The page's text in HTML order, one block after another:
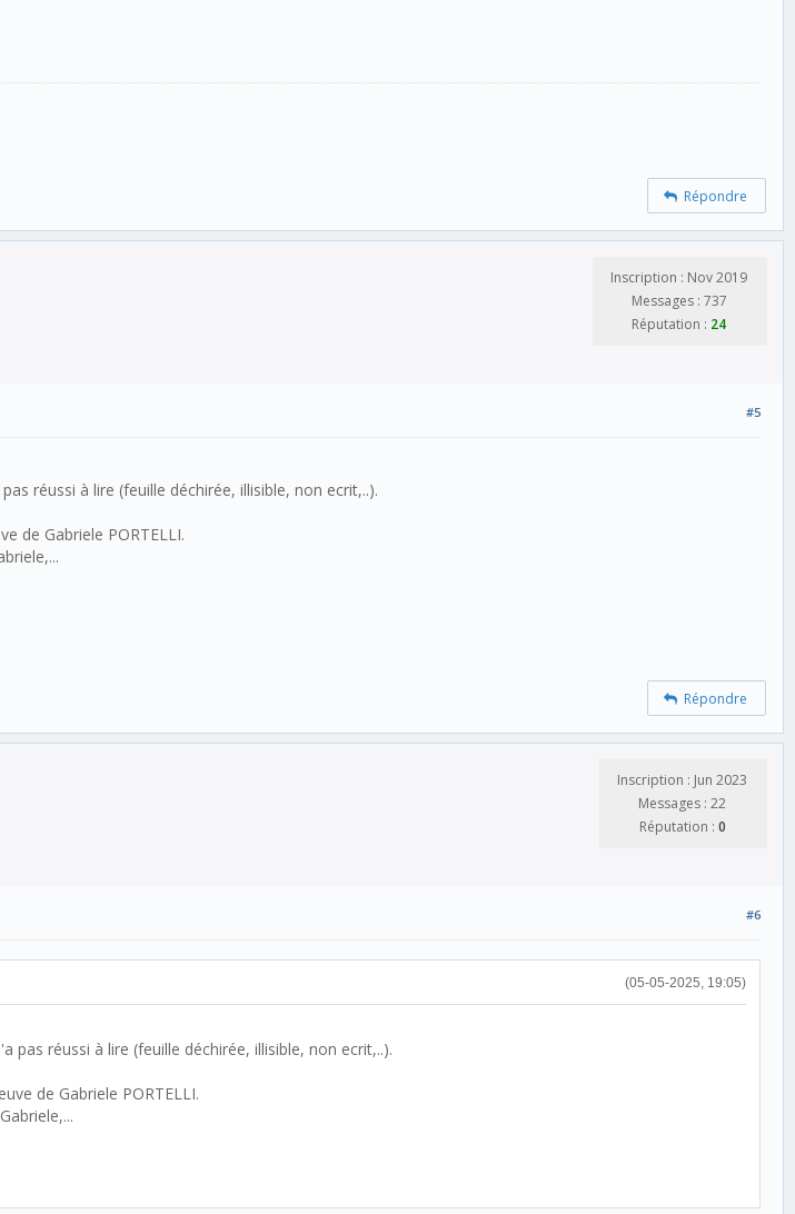
Répondre
Inscription : Nov 2019
Messages : 737
Réputation : 24
#5
réussi à lire (feuille déchirée, illisible, non ecrit,..).
de Gabriele PORTELLI.
Répondre
Inscription : Jun 2023
Messages : 22
Réputation : 0
#6
(05-05-2025, 19:05)
réussi à lire (feuille déchirée, illisible, non ecrit,..).
de Gabriele PORTELLI.